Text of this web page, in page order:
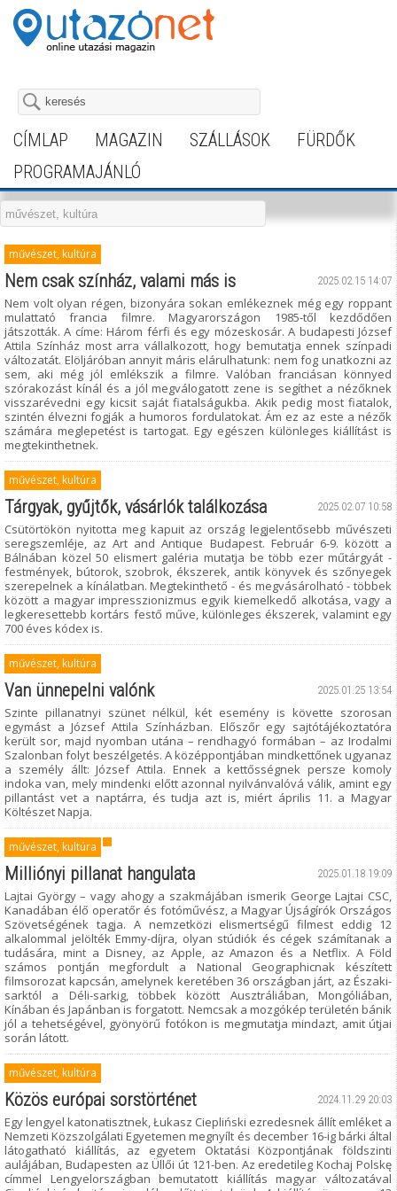
CÍMLAP MAGAZIN SZÁLLÁSOK
FÜRDŐK
PROGRAMAJÁNLÓ
művészet, kultúra
2025.02.15 14:07
Nem csak színház, valami más is
Nem volt olyan régen, bizonyára sokan emlékeznek még egy roppant
mulattató francia filmre. Magyarországon 1985-től kezdődően
játszották. A címe: Három férfi és egy mózeskosár. A budapesti József
Attila Színház most arra vállalkozott, hogy bemutatja ennek színpadi
változatát. Elöljáróban annyit máris elárulhatunk: nem fog unatkozni az
sem, aki még jól emlékszik a filmre. Valóban franciásan könnyed
szórakozást kínál és a jól megválogatott zene is segíthet a nézőknek
visszarévedni egy kicsit saját fiatalságukba. Akik pedig most fiatalok,
szintén élvezni fogják a humoros fordulatokat. Ám ez az este a nézők
számára meglepetést is tartogat. Egy egészen különleges kiállítást is
megtekinthetnek.
művészet, kultúra
2025.02.07 10:58
Tárgyak, gyűjtők, vásárlók találkozása
Csütörtökön nyitotta meg kapuit az ország legjelentősebb művészeti
seregszemléje, az Art and Antique Budapest. Február 6-9. között a
Bálnában közel 50 elismert galéria mutatja be több ezer műtárgyát -
festmények, bútorok, szobrok, ékszerek, antik könyvek és szőnyegek
szerepelnek a kínálatban. Megtekinthető - és megvásárolható - többek
között a magyar impresszionizmus egyik kiemelkedő alkotása, vagy a
legkeresettebb kortárs festő műve, különleges ékszerek, valamint egy
700 éves kódex is.
művészet, kultúra
2025.01.25 13:54
Van ünnepelni valónk
Szinte pillanatnyi szünet nélkül, két esemény is követte szorosan
egymást a József Attila Színházban. Előszőr egy sajtótájékoztatóra
került sor, majd nyomban utána – rendhagyó formában – az Irodalmi
Szalonban folyt beszélgetés. A középpontjában mindkettőnek ugyanaz
a személy állt: József Attila. Ennek a kettősségnek persze komoly
indoka van, mely mindenki előtt azonnal nyilvánvalóvá válik, amint egy
pillantást vet a naptárra, és tudja azt is, miért április 11. a Magyar
Költészet Napja.
művészet, kultúra
2025.01.18 19:09
Milliónyi pillanat hangulata
Lajtai György – vagy ahogy a szakmájában ismerik George Lajtai CSC,
Kanadában élő operatőr és fotóművész, a Magyar Újságírók Országos
Szövetségének tagja. A nemzetközi elismertségű filmest eddig 12
alkalommal jelölték Emmy-díjra, olyan stúdiók és cégek számítanak a
tudására, mint a Disney, az Apple, az Amazon és a Netflix. A Föld
számos pontján megfordult a National Geographicnak készített
filmsorozat kapcsán, amelynek keretében 36 országban járt, az Északi-
sarktól a Déli-sarkig, többek között Ausztráliában, Mongóliában,
Kínában és Japánban is forgatott. Nemcsak a mozgókép területén bánik
jól a tehetségével, gyönyörű fotókon is megmutatja mindazt, amit útjai
során látott.
művészet, kultúra
2024.11.29 20:03
Közös európai sorstörténet
Egy lengyel katonatisztnek, Łukasz Ciepliński ezredesnek állít emléket a
Nemzeti Közszolgálati Egyetemen megnyílt és december 16-ig bárki által
látogatható kiállítás, az egyetem Oktatási Központjának földszinti
aulájában, Budapesten az Üllői út 121-ben. Az eredetileg Kochaj Polskę
címmel Lengyelországban bemutatott kiállítás magyar változatával